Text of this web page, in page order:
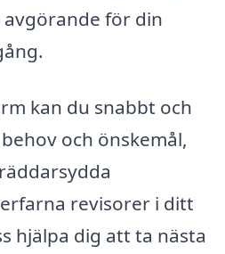
för din
kan du snabbt och
och önskemål,
revisorer i ditt
hjälpa dig att ta nästa